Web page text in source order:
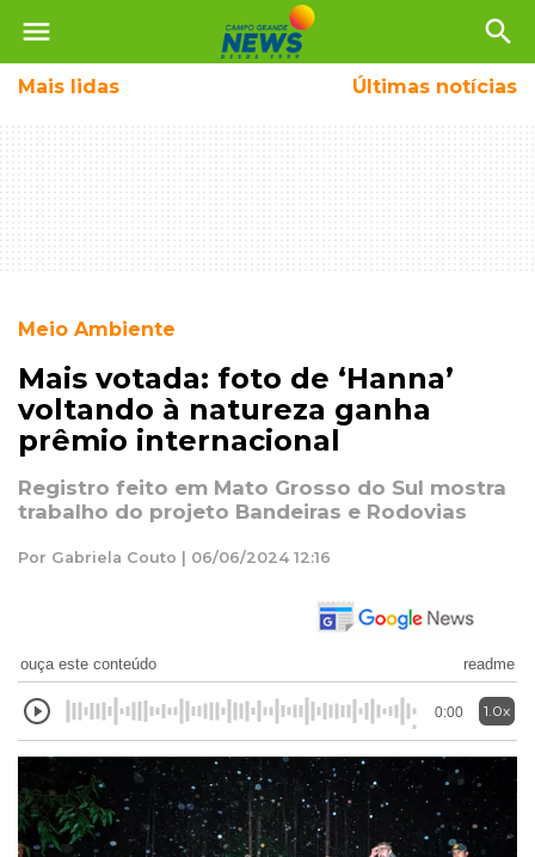
menu search
Mais lidas Últimas notícias
Meio Ambiente
Mais votada: foto de ‘Hanna’
voltando à natureza ganha
prêmio internacional
Registro feito em Mato Grosso do Sul mostra
trabalho do projeto Bandeiras e Rodovias
Por Gabriela Couto | 06/06/2024 12:16
ouça este conteúdo readme
0:00 1.0x